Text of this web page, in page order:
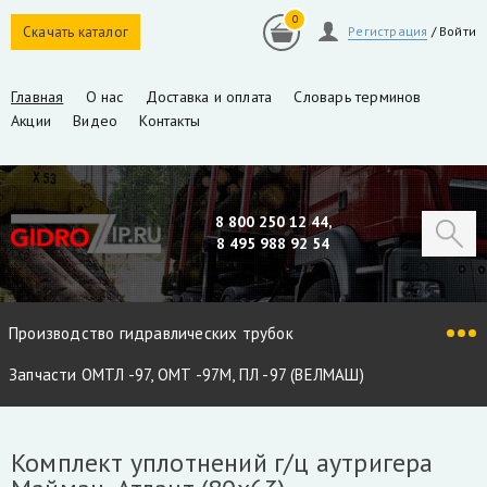
Скачать каталог Регистрация / Войти
0
Главная О нас Доставка и оплата
Словарь терминов
Акции
Видео Контакты
8 800 250 12 44,
8 495 988 92 54
Производство гидравлических трубок
Запчасти ОМТЛ -97, ОМТ -97М, ПЛ -97 (ВЕЛМАШ)
Запчасти Майман 90, 100, 110 / Атлант 90, 100
Комплект уплотнений г/ц аутригера